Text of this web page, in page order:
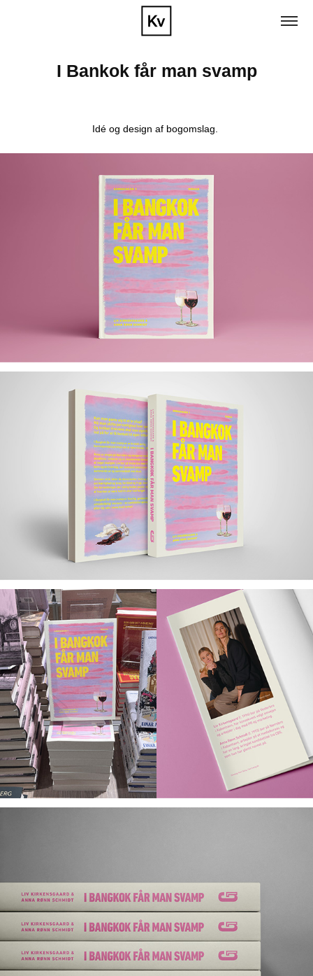
I Bankok får man svamp
Idé og design af bogomslag.